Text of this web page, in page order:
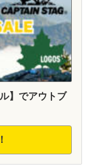
】でアウトブ